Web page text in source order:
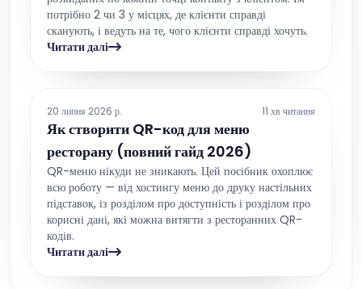
потрібно 2 чи 3 у місцях, де клієнти справді
сканують, і ведуть на те, чого клієнти справді хочуть.
Читати далі
20 липня 2026 р. 11 хв читання
Як створити QR-код для меню
ресторану (повний гайд 2026)
QR-меню нікуди не зникають. Цей посібник охоплює
всю роботу — від хостингу меню до друку настільних
підставок, із розділом про доступність і розділом про
корисні дані, які можна витягти з ресторанних QR-
кодів.
Читати далі